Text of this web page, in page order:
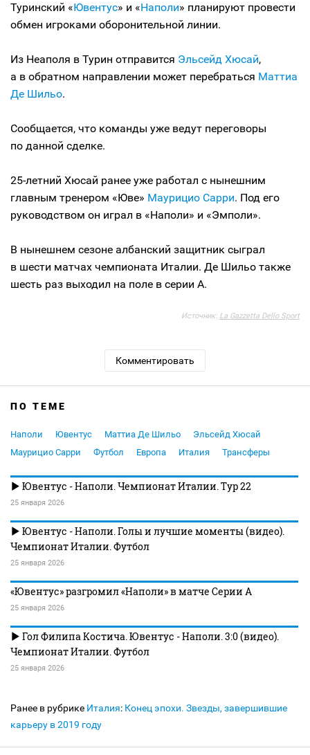
Туринский «Ювентус» и «Наполи» планируют провести
обмен игроками оборонительной линии.
Из Неаполя в Турин отправится Эльсейд Хюсай,
а в обратном направлении может перебраться Маттиа
Де Шильо.
Сообщается, что команды уже ведут переговоры
по данной сделке.
25-летний Хюсай ранее уже работал с нынешним
главным тренером «Юве» Маурицио Сарри. Под его
руководством он играл в «Наполи» и «Эмполи».
В нынешнем сезоне албанский защитник сыграл
в шести матчах чемпионата Италии. Де Шильо также
шесть раз выходил на поле в серии А.
Источник: La Gazzetta Dello Sport
Комментировать
ПО ТЕМЕ
Наполи Ювентус Маттиа Де Шильо
Эльсейд Хюсай
Маурицио Сарри
Футбол Европа Италия Трансферы
Ювентус - Наполи. Чемпионат Италии. Тур 22
25 января 2026
Ювентус - Наполи. Голы и лучшие моменты (видео).
Чемпионат Италии. Футбол
25 января 2026
«Ювентус» разгромил «Наполи» в матче Серии А
25 января 2026
Гол Филипа Костича. Ювентус - Наполи. 3:0 (видео).
Чемпионат Италии. Футбол
25 января 2026
Ранее в рубрике Италия: Конец эпохи. Звезды, завершившие
карьеру в 2019 году